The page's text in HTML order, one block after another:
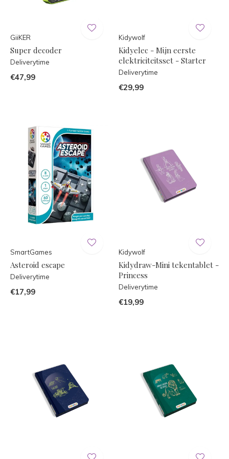
GiiKER
Super decoder
Deliverytime
€47,99
Kidywolf
Kidyelec - Mijn eerste
elektriciteitsset - Starter
Deliverytime
€29,99
SmartGames
Asteroid escape
Deliverytime
€17,99
Kidywolf
Kidydraw-Mini tekentablet -
Princess
Deliverytime
€19,99